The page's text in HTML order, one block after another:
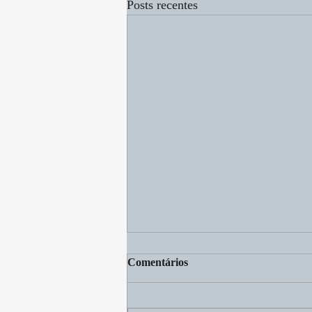
Posts recentes
Comentários